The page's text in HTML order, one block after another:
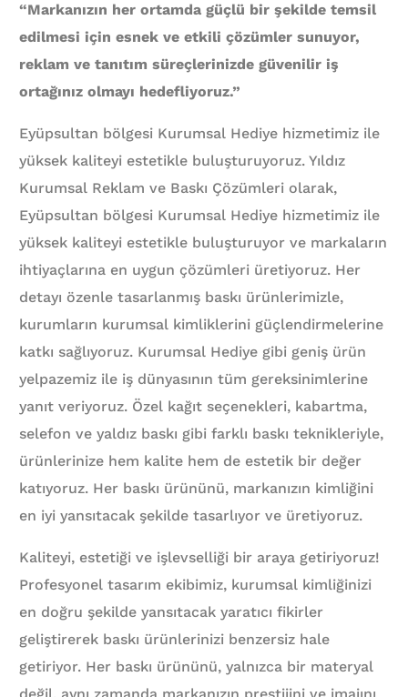
“Markanızın her ortamda güçlü bir şekilde temsil
edilmesi için esnek ve etkili çözümler sunuyor,
reklam ve tanıtım süreçlerinizde güvenilir iş
ortağınız olmayı hedefliyoruz.”
Eyüpsultan bölgesi Kurumsal Hediye hizmetimiz ile
yüksek kaliteyi estetikle buluşturuyoruz. Yıldız
Kurumsal Reklam ve Baskı Çözümleri olarak,
Eyüpsultan bölgesi Kurumsal Hediye hizmetimiz ile
yüksek kaliteyi estetikle buluşturuyor ve markaların
ihtiyaçlarına en uygun çözümleri üretiyoruz. Her
detayı özenle tasarlanmış baskı ürünlerimizle,
kurumların kurumsal kimliklerini güçlendirmelerine
katkı sağlıyoruz. Kurumsal Hediye gibi geniş ürün
yelpazemiz ile iş dünyasının tüm gereksinimlerine
yanıt veriyoruz. Özel kağıt seçenekleri, kabartma,
selefon ve yaldız baskı gibi farklı baskı teknikleriyle,
ürünlerinize hem kalite hem de estetik bir değer
katıyoruz. Her baskı ürününü, markanızın kimliğini
en iyi yansıtacak şekilde tasarlıyor ve üretiyoruz.
Kaliteyi, estetiği ve işlevselliği bir araya getiriyoruz!
Profesyonel tasarım ekibimiz, kurumsal kimliğinizi
en doğru şekilde yansıtacak yaratıcı fikirler
geliştirerek baskı ürünlerinizi benzersiz hale
getiriyor. Her baskı ürününü, yalnızca bir materyal